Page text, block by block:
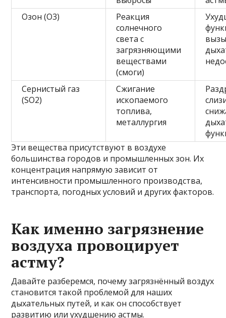
Озон (O3)
Реакция
солнечного
света с
загрязняющими
веществами
(смоги)
Сернистый газ
(SO2)
Сжигание
ископаемого
топлива,
металлургия
Эти вещества присутствуют в воздухе
большинства городов и промышленных зон. Их
концентрация напрямую зависит от
интенсивности промышленного производства,
транспорта, погодных условий и других факторов.
Как именно загрязнение
воздуха провоцирует
астму?
Давайте разберемся, почему загрязнённый воздух
становится такой проблемой для наших
дыхательных путей, и как он способствует
развитию или ухудшению астмы.